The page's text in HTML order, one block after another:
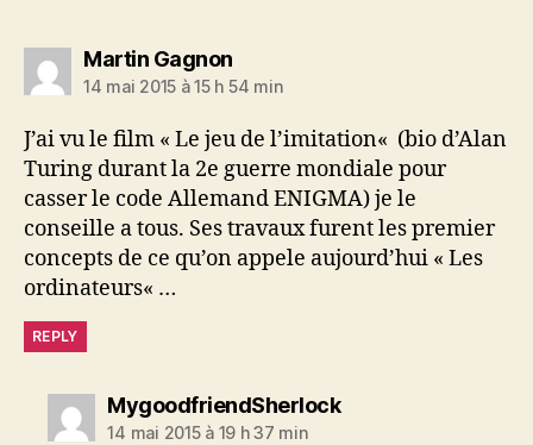
Martin Gagnondit :
14 mai 2015 à 15 h 54 min
J’ai vu le film « Le jeu de l’imitation« (bio d’Alan
Turing durant la 2e guerre mondiale pour
casser le code Allemand ENIGMA) je le
conseille a tous. Ses travaux furent les premier
concepts de ce qu’on appele aujourd’hui « Les
ordinateurs« …
REPLY
MygoodfriendSherlockdit :
14 mai 2015 à 19 h 37 min